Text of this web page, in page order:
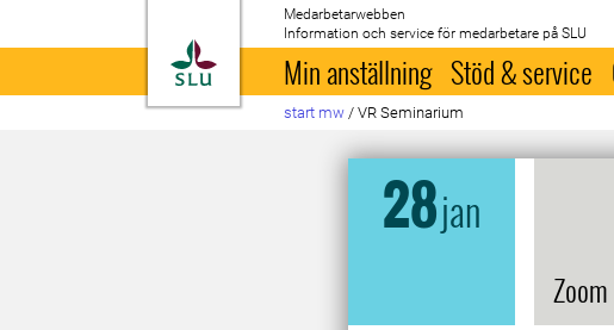
Till startsida
Medarbetarwebben
Information och service för medarbetare på SLU
Min anställning Stöd & service
start mw / VR Seminarium
28jan
Zoom